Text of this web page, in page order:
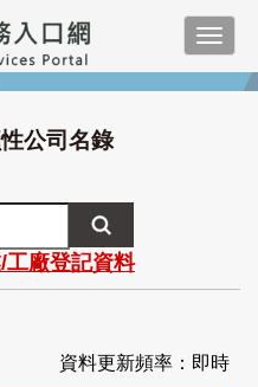
公司名錄
工廠登記資料
資料更新頻率：即時